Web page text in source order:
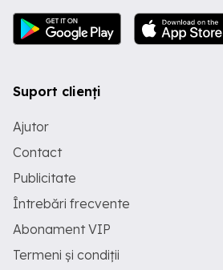
Suport clienți
Ajutor
Contact
Publicitate
Întrebări frecvente
Abonament VIP
Termeni și condiții